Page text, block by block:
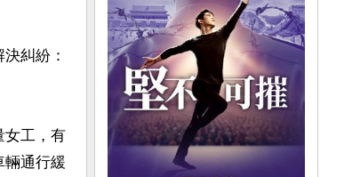
糾紛：
女工，有
輛通行緩